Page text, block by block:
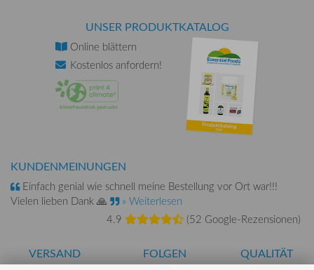
UNSER PRODUKTKATALOG
Online blättern
Kostenlos anfordern!
KUNDENMEINUNGEN
Einfach genial wie schnell meine Bestellung vor Ort war!!!
Vielen lieben Dank 🙏
» Weiterlesen
4.9
(52 Google-Rezensionen)
VERSAND FOLGEN QUALITÄT